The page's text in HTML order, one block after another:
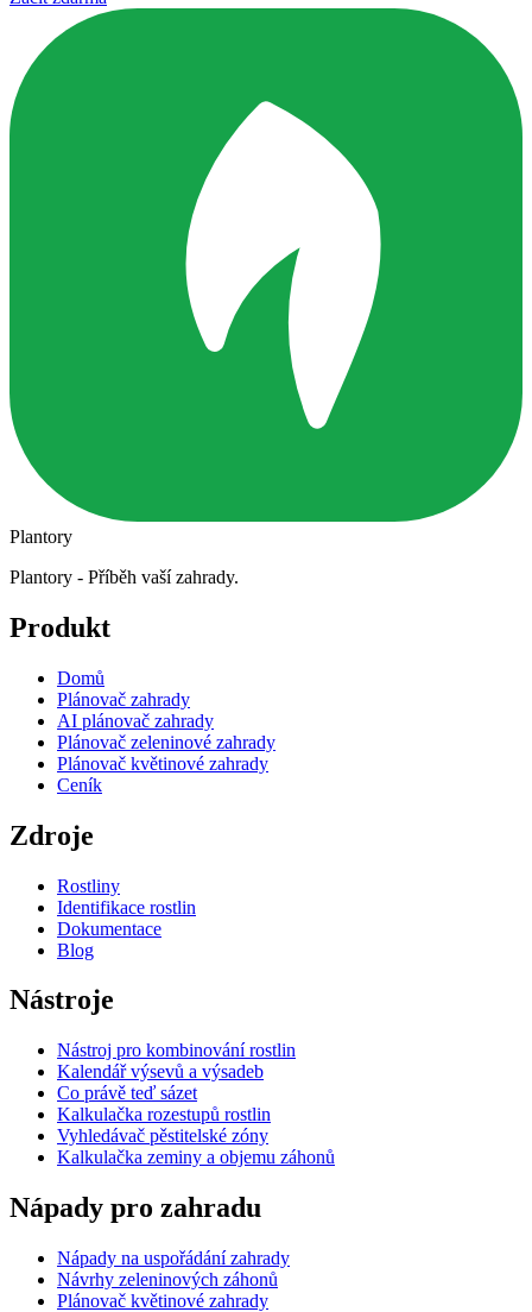
Plantory
Plantory - Příběh vaší zahrady.
Produkt
Domů
Plánovač zahrady
AI plánovač zahrady
Plánovač zeleninové zahrady
Plánovač květinové zahrady
Ceník
Zdroje
Rostliny
Identifikace rostlin
Dokumentace
Blog
Nástroje
Nástroj pro kombinování rostlin
Kalendář výsevů a výsadeb
Co právě teď sázet
Kalkulačka rozestupů rostlin
Vyhledávač pěstitelské zóny
Kalkulačka zeminy a objemu záhonů
Nápady pro zahradu
Nápady na uspořádání zahrady
Návrhy zeleninových záhonů
Plánovač květinové zahrady